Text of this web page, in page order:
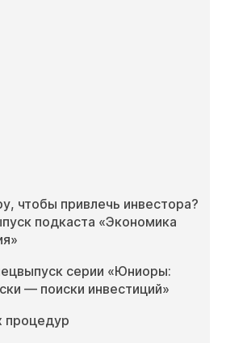
чтобы привлечь инвестора?
подкаста «Экономика
серии «Юниоры:
— поиски инвестиций»
процедур